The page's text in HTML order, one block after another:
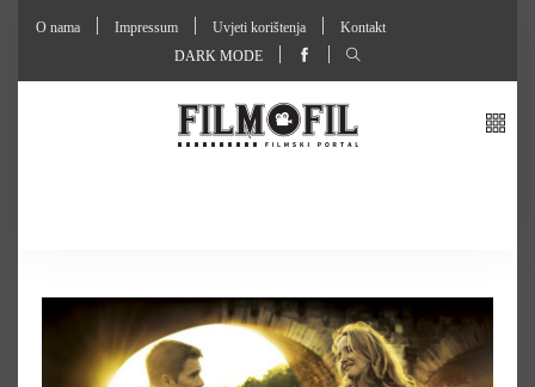
O nama Impressum Uvjeti korištenja
Kontakt
DARK MODE